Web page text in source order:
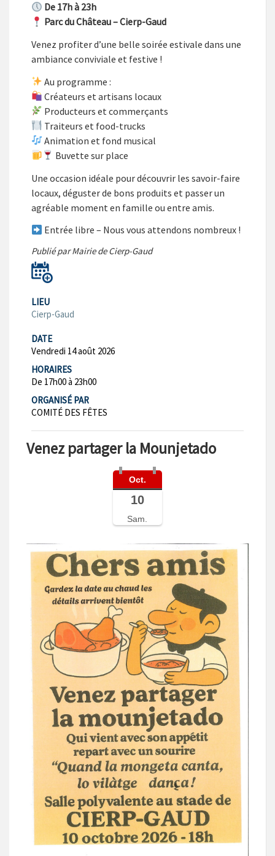
De 17h à 23h
Parc du Château – Cierp-Gaud
Venez profiter d’une belle soirée estivale dans une
ambiance conviviale et festive !
Au programme :
Créateurs et artisans locaux
Producteurs et commerçants
Traiteurs et food-trucks
Animation et fond musical
Buvette sur place
Une occasion idéale pour découvrir les savoir-faire
locaux, déguster de bons produits et passer un
agréable moment en famille ou entre amis.
Entrée libre – Nous vous attendons nombreux !
Publié par Mairie de Cierp-Gaud
LIEU
Cierp-Gaud
DATE
Vendredi 14 août 2026
HORAIRES
De 17h00 à 23h00
ORGANISÉ PAR
COMITÉ DES FÊTES
Venez partager la Mounjetado
Oct.
10
Sam.